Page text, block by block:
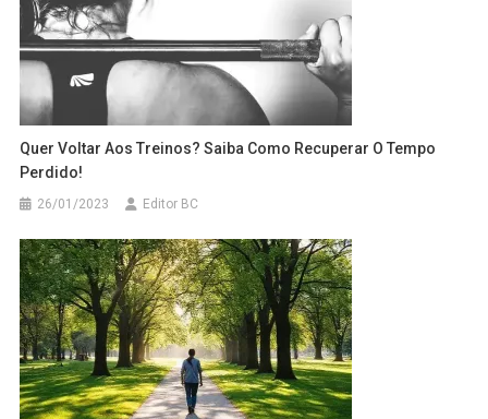
Quer Voltar Aos Treinos? Saiba Como Recuperar O Tempo
Perdido!
26/01/2023 Editor BC